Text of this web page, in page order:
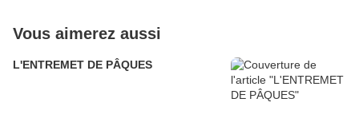
Vous aimerez aussi
L'ENTREMET DE PÂQUES